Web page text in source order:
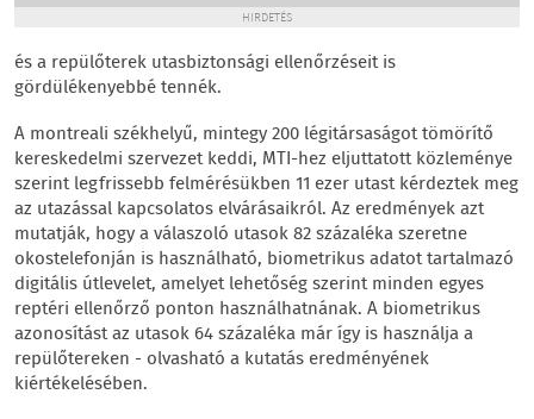
HIRDETÉS
és a repülőterek utasbiztonsági ellenőrzéseit is
gördülékenyebbé tennék.
A montreali székhelyű, mintegy 200 légitársaságot tömörítő
kereskedelmi szervezet keddi, MTI-hez eljuttatott közleménye
szerint legfrissebb felmérésükben 11 ezer utast kérdeztek meg
az utazással kapcsolatos elvárásaikról. Az eredmények azt
mutatják, hogy a válaszoló utasok 82 százaléka szeretne
okostelefonján is használható, biometrikus adatot tartalmazó
digitális útlevelet, amelyet lehetőség szerint minden egyes
reptéri ellenőrző ponton használhatnának. A biometrikus
azonosítást az utasok 64 százaléka már így is használja a
repülőtereken - olvasható a kutatás eredményének
kiértékelésében.